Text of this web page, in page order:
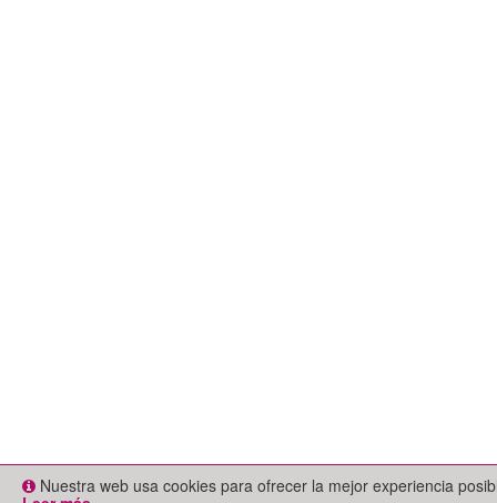
Nuestra web usa cookies para ofrecer la mejor experiencia